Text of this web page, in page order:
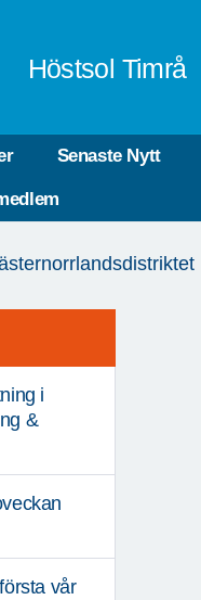
Höstsol Timrå
Senaste Nytt
i
&
vår